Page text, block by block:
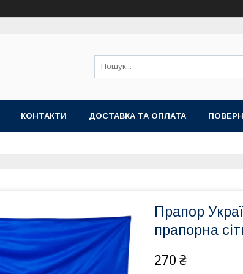
КОНТАКТИ ДОСТАВКА ТА ОПЛАТА
Прапор
прапорна
270 ₴